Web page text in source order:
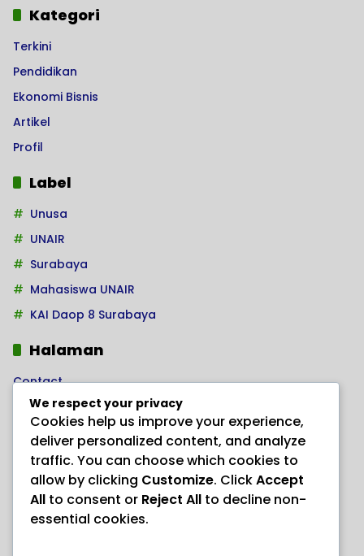
Kategori
Terkini
Pendidikan
Ekonomi Bisnis
Artikel
Profil
Label
Unusa
UNAIR
Surabaya
Mahasiswa UNAIR
KAI Daop 8 Surabaya
Halaman
Contact
Home
Kode Etik Jurnalistik
Pedoman Hak Jawab
Pedoman Media Siber
PRODUK HERBAL AJAIB “ANAYL STORE”
We respect your privacy
Cookies help us improve your experience,
deliver personalized content, and analyze
traffic. You can choose which cookies to
allow by clicking Customize. ClickAccept
All to consent or Reject All to decline non-
essential cookies.